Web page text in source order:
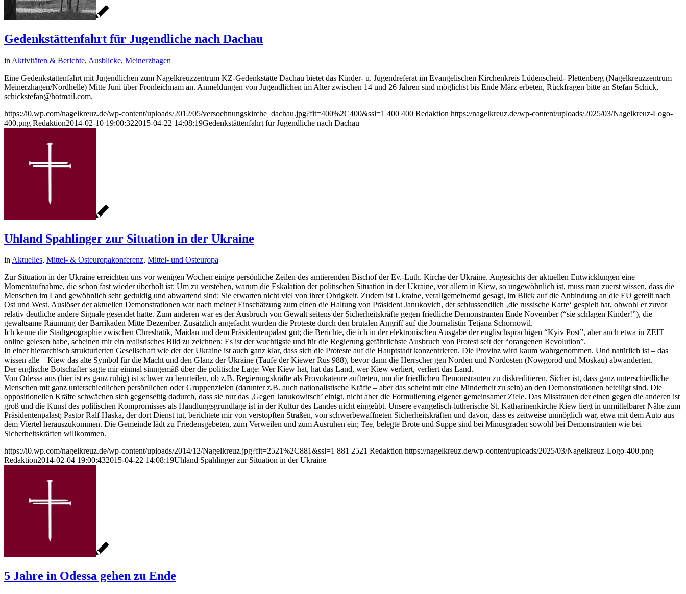
Gedenkstättenfahrt für Jugendliche nach Dachau
in Aktivitäten & Berichte, Ausblicke, Meinerzhagen
Eine Gedenkstättenfahrt mit Jugendlichen zum Nagelkreuzzentrum KZ-Gedenkstätte Dachau bietet das Kinder- u. Jugendreferat im Evangelischen Kirchenkreis Lüdenscheid- Plettenberg (Nagelkreuzzentrum
Meinerzhagen/Nordhelle) Mitte Juni über Fronleichnam an. Anmeldungen von Jugendlichen im Alter zwischen 14 und 26 Jahren sind möglichst bis Ende März erbeten, Rückfragen bitte an Stefan Schick,
schickstefan@hotmail.com.
https://i0.wp.com/nagelkreuz.de/wp-content/uploads/2012/05/versoehnungskirche_dachau.jpg?fit=400%2C400&ssl=1 400 400 Redaktion https://nagelkreuz.de/wp-content/uploads/2025/03/Nagelkreuz-Logo-
400.png Redaktion2014-02-10 19:00:322015-04-22 14:08:19Gedenkstättenfahrt für Jugendliche nach Dachau
Uhland Spahlinger zur Situation in der Ukraine
inAktuelles, Mittel- & Osteuropakonferenz, Mittel- und Osteuropa
Zur Situation in der Ukraine erreichten uns vor wenigen Wochen einige persönliche Zeilen des amtierenden Bischof der Ev.-Luth. Kirche der Ukraine. Angesichts der aktuellen Entwicklungen eine
Momentaufnahme, die schon fast wieder überholt ist: Um zu verstehen, warum die Eskalation der politischen Situation in der Ukraine, vor allem in Kiew, so ungewöhnlich ist, muss man zuerst wissen, dass die
Menschen im Land gewöhnlich sehr geduldig und abwartend sind: Sie erwarten nicht viel von ihrer Obrigkeit. Zudem ist Ukraine, verallgemeinernd gesagt, im Blick auf die Anbindung an die EU geteilt nach
Ost und West. Auslöser der aktuellen Demonstrationen war nach meiner Einschätzung zum einen die Haltung von Präsident Janukovich, der schlussendlich ‚die russische Karte‘ gespielt hat, obwohl er zuvor
relativ deutliche andere Signale gesendet hatte. Zum anderen war es der Ausbruch von Gewalt seitens der Sicherheitskräfte gegen friedliche Demonstranten Ende November (“sie schlagen Kinder!”), die
gewaltsame Räumung der Barrikaden Mitte Dezember. Zusätzlich angefacht wurden die Proteste durch den brutalen Angriff auf die Journalistin Tetjana Schornowil.
Ich kenne die Stadtgeographie zwischen Chreshatik, Maidan und dem Präsidentenpalast gut; die Berichte, die ich in der elektronischen Ausgabe der englischsprachigen “Kyiv Post”, aber auch etwa in ZEIT
online gelesen habe, scheinen mir ein realistisches Bild zu zeichnen: Es ist der wuchtigste und für die Regierung gefährlichste Ausbruch von Protest seit der “orangenen Revolution”.
In einer hierarchisch strukturierten Gesellschaft wie der der Ukraine ist auch ganz klar, dass sich die Proteste auf die Hauptstadt konzentrieren. Die Provinz wird kaum wahrgenommen. Und natürlich ist – das
wissen alle – Kiew das alte Symbol für die Macht und den Glanz der Ukraine (Taufe der Kiewer Rus 988), bevor dann die Herrscher gen Norden und Nordosten (Nowgorod und Moskau) abwanderten.
Der englische Botschafter sagte mir einmal sinngemäß über die politische Lage: Wer Kiew hat, hat das Land, wer Kiew verliert, verliert das Land.
Von Odessa aus (hier ist es ganz ruhig) ist schwer zu beurteilen, ob z.B. Regierungskräfte als Provokateure auftreten, um die friedlichen Demonstranten zu diskreditieren. Sicher ist, dass ganz unterschiedliche
Menschen mit ganz unterschiedlichen persönlichen oder Gruppenzielen (darunter z.B. auch nationalistische Kräfte – aber das scheint mir eine Minderheit zu sein) an den Demonstrationen beteiligt sind. Die
oppositionellen Kräfte schwächen sich gegenseitig dadurch, dass sie nur das ‚Gegen Janukowitsch’ einigt, nicht aber die Formulierung eigener gemeinsamer Ziele. Das Misstrauen der einen gegen die anderen ist
groß und die Kunst des politischen Kompromisses als Handlungsgrundlage ist in der Kultur des Landes nicht eingeübt. Unsere evangelisch-lutherische St. Katharinenkirche Kiew liegt in unmittelbarer Nähe zum
Präsidentenpalast; Pastor Ralf Haska, der dort Dienst tut, berichtete mir von verstopften Straßen, von schwerbewaffneten Sicherheitskräften und davon, dass es zeitweise unmöglich war, etwa mit dem Auto aus
dem Viertel herauszukommen. Die Gemeinde lädt zu Friedensgebeten, zum Verweilen und zum Ausruhen ein; Tee, belegte Brote und Suppe sind bei Minusgraden sowohl bei Demonstranten wie bei
Sicherheitskräften willkommen.
https://i0.wp.com/nagelkreuz.de/wp-content/uploads/2014/12/Nagelkreuz.jpg?fit=2521%2C881&ssl=1 881 2521 Redaktion https://nagelkreuz.de/wp-content/uploads/2025/03/Nagelkreuz-Logo-400.png
Redaktion2014-02-04 19:00:432015-04-22 14:08:19Uhland Spahlinger zur Situation in der Ukraine
5 Jahre in Odessa gehen zu Ende